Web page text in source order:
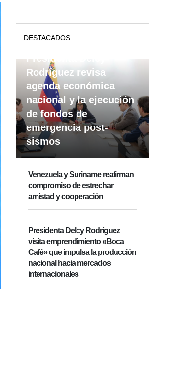
DESTACADOS
Presidenta Delcy
Rodríguez revisa
agenda económica
nacional y la ejecución
de fondos de
emergencia post-
sismos
Venezuela y Suriname reafirman
compromiso de estrechar
amistad y cooperación
Presidenta Delcy Rodríguez
visita emprendimiento «Boca
Café» que impulsa la producción
nacional hacia mercados
internacionales